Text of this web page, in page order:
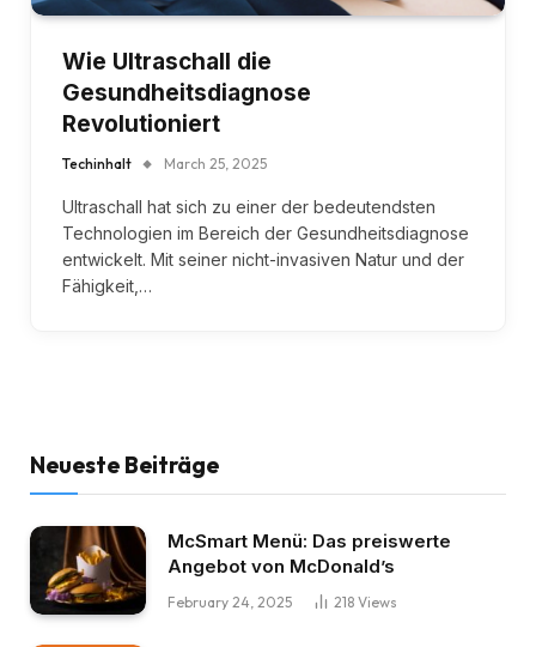
Wie Ultraschall die
Gesundheitsdiagnose
Revolutioniert
Techinhalt March 25, 2025
Ultraschall hat sich zu einer der bedeutendsten
Technologien im Bereich der Gesundheitsdiagnose
entwickelt. Mit seiner nicht-invasiven Natur und der
Fähigkeit,…
Neueste Beiträge
McSmart Menü: Das preiswerte
Angebot von McDonald’s
February 24, 2025 218 Views